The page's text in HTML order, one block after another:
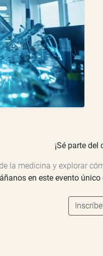
¡Sé parte del
la medicina y explorar
en este evento